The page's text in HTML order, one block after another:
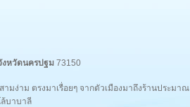
งหวัดนครปฐม 73150
ามง่าม ตรงมาเรื่อยๆ จากตัวเมืองมาถึงร้านประมาณ
บาบาลี